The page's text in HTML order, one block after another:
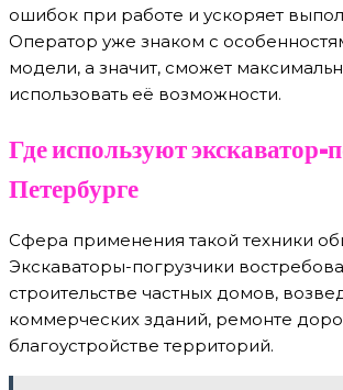
ошибок при работе и ускоряет
Оператор уже знаком с
модели, а значит, сможет
использовать её возможности.
Где используют экскаватор-
Петербурге
Сфера применения такой техники
Экскаваторы-погрузчики
строительстве частных домов,
коммерческих зданий, ремонте
благоустройстве территорий.